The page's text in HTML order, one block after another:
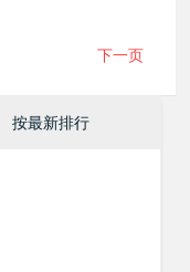
下一页
按最新排行